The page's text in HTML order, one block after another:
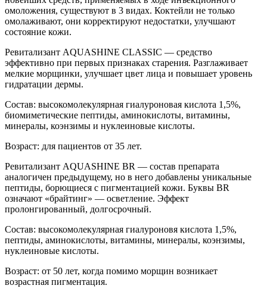
омоложения, существуют в 3 видах. Коктейли не только
омолаживают, они корректируют недостатки, улучшают
состояние кожи.
Ревитализант AQUASHINE CLASSIC — средство
эффективно при первых признаках старения. Разглаживает
мелкие морщинки, улучшает цвет лица и повышает уровень
гидратации дермы.
Состав: высокомолекулярная гиалуроновая кислота 1,5%,
биомиметические пептиды, аминокислоты, витамины,
минералы, коэнзимы и нуклеиновые кислоты.
Возраст: для пациентов от 35 лет.
Ревитализант AQUASHINE BR — состав препарата
аналогичен предыдущему, но в него добавлены уникальные
пептиды, борющиеся с пигментацией кожи. Буквы BR
означают «брайтинг» — осветление. Эффект
пролонгированный, долгосрочный.
Состав: высокомолекулярная гиалуроновя кислота 1,5%,
пептиды, аминокислоты, витамины, минералы, коэнзимы,
нуклеиновые кислоты.
Возраст: от 50 лет, когда помимо морщин возникает
возрастная пигментация.